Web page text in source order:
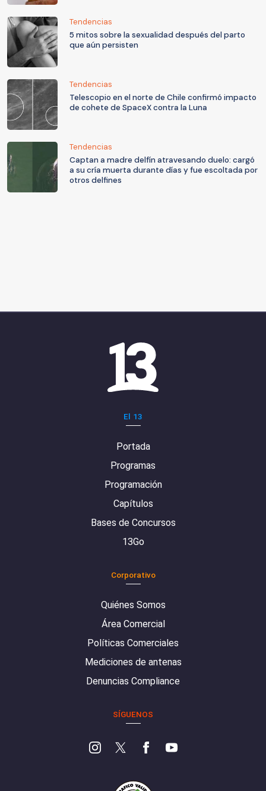
Tendencias
5 mitos sobre la sexualidad después del parto
que aún persisten
Tendencias
Telescopio en el norte de Chile confirmó impacto
de cohete de SpaceX contra la Luna
Tendencias
Captan a madre delfín atravesando duelo: cargó
a su cría muerta durante días y fue escoltada por
otros delfines
El 13
Portada
Programas
Programación
Capítulos
Bases de Concursos
13Go
Corporativo
Quiénes Somos
Área Comercial
Políticas Comerciales
Mediciones de antenas
Denuncias Compliance
SÍGUENOS